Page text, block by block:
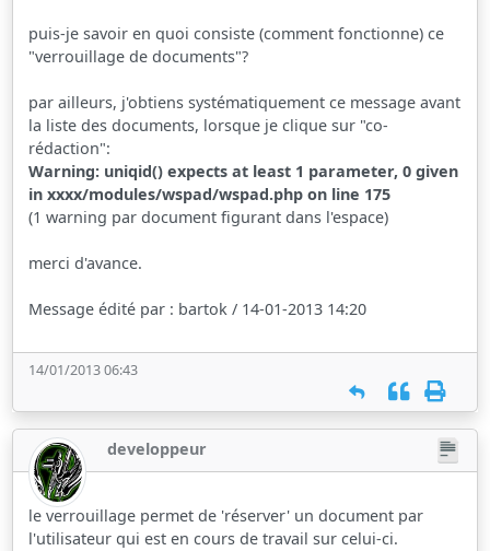
puis-je savoir en quoi consiste (comment fonctionne) ce
"verrouillage de documents"?
par ailleurs, j'obtiens systématiquement ce message avant
la liste des documents, lorsque je clique sur "co-
rédaction":
Warning: uniqid() expects at least 1 parameter, 0 given
in xxxx/modules/wspad/wspad.php on line 175
(1 warning par document figurant dans l'espace)
merci d'avance.
Message édité par : bartok / 14-01-2013 14:20
14/01/2013 06:43
developpeur
le verrouillage permet de 'réserver' un document par
l'utilisateur qui est en cours de travail sur celui-ci.